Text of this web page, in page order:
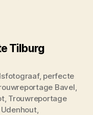
Tilburg
, perfecte
Bavel,
, Trouwreportage
,